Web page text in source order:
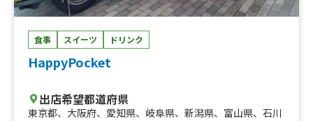
食事 スイーツ ドリンク
HappyPocket
出店希望都道府県
東京都、 大阪府、 愛知県、 岐阜県、 新潟県、 富山県、 石川